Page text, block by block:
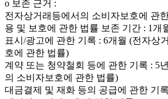
ο 보존 근거 :
전자상거래등에서의 소비자보호에 관
용 및 보호에 관한 법률 보존 기간 : 1개
표시/광고에 관한 기록 : 6개월 (전자상
호에 관한 법률)
계약 또는 청약철회 등에 관한 기록 : 5
의 소비자보호에 관한 법률)
대금결제 및 재화 등의 공급에 관한 기